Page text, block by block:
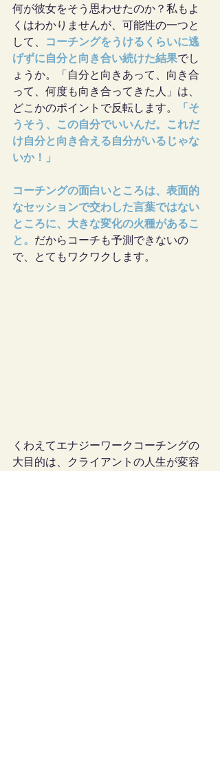
何が彼女をそう思わせたのか？私もよ
くはわかりませんが、可能性の一つと
して、 コーチングをうけるくらいに逃
げずに自分と向き合い続けた結果でし
ょうか。「自分と向きあって、向き合
って、何度も向き合ってきた人」は、
どこかのポイントで反転します。
「そ
うそう、この自分でいいんだ。これだ
け自分と向き合える自分がいるじゃな
いか！」
コーチングの面白いところは、表面的
なセッションで交わした言葉ではない
ところに、大きな変化の火種があるこ
と。 だからコーチも予測できないの
で、とてもワクワクします。
くわえてエナジーワークコーチングの
大目的は、クライアントの人生が変容